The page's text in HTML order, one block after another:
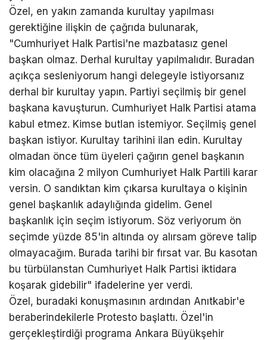
Özel, en yakın zamanda kurultay yapılması
gerektiğine ilişkin de çağrıda bulunarak,
"Cumhuriyet Halk Partisi'ne mazbatasız genel
başkan olmaz. Derhal kurultay yapılmalıdır. Buradan
açıkça sesleniyorum hangi delegeyle istiyorsanız
derhal bir kurultay yapın. Partiyi seçilmiş bir genel
başkana kavuşturun. Cumhuriyet Halk Partisi atama
kabul etmez. Kimse butlan istemiyor. Seçilmiş genel
başkan istiyor. Kurultay tarihini ilan edin. Kurultay
olmadan önce tüm üyeleri çağırın genel başkanın
kim olacağına 2 milyon Cumhuriyet Halk Partili karar
versin. O sandıktan kim çıkarsa kurultaya o kişinin
genel başkanlık adaylığında gidelim. Genel
başkanlık için seçim istiyorum. Söz veriyorum ön
seçimde yüzde 85'in altında oy alırsam göreve talip
olmayacağım. Burada tarihi bir fırsat var. Bu kasotan
bu türbülanstan Cumhuriyet Halk Partisi iktidara
koşarak gidebilir" ifadelerine yer verdi.
Özel, buradaki konuşmasının ardından Anıtkabir'e
beraberindekilerle Protesto başlattı. Özel'in
gerçekleştirdiği programa Ankara Büyükşehir